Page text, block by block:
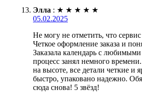
Элла : ★ ★ ★ ★ ★
05.02.2025
Не могу не отметить, что сервис
Четкое оформление заказа и
Заказала календарь с
процесс занял немного
на высоте, все детали четкие и
быстро, упаковано надежно.
сюда снова! 5 звёзд!